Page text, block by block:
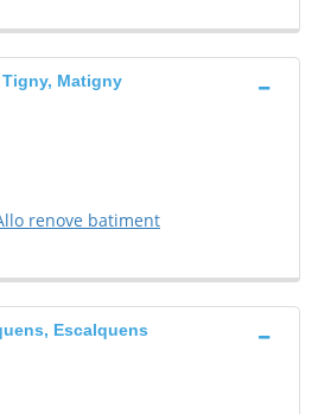
Matigny
renove batiment
Escalquens